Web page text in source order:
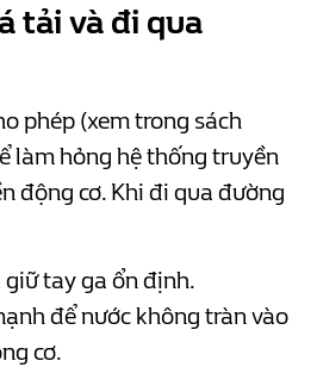
tải và đi qua
phép (xem trong sách
làm hỏng hệ thống truyền
động cơ. Khi đi qua đường
giữ tay ga ổn định.
để nước không tràn vào
cơ.